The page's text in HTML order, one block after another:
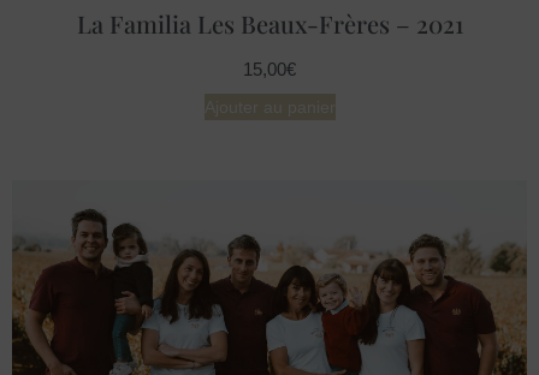
La Familia Les Beaux-Frères – 2021
15,00€
Ajouter au panier